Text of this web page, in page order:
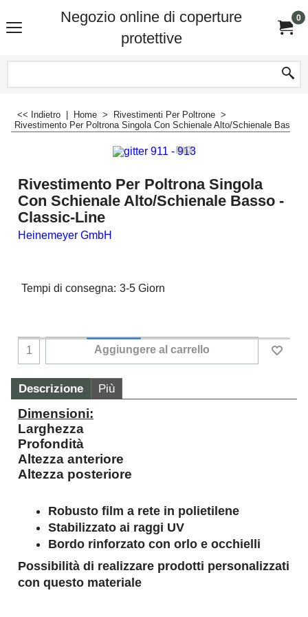
Negozio online di coperture
protettive
0
<< Indietro Home > Rivestimenti Per Poltrone >
Rivestimento Per Poltrona Singola Con Schienale Alto/Schienale Basso
Rivestimento Per Poltrona Singola
Con Schienale Alto/Schienale Basso -
Classic-Line
Heinemeyer GmbH
Tempi di consegna: 3-5 Giorn
Aggiungere al carrello
Descrizione Più
Dimensioni:
Larghezza
Profondità
Altezza anteriore
Altezza posteriore
Robusto film a rete in polietilene
Stabilizzato ai raggi UV
Bordo rinforzato con orlo e occhielli
Possibilità di realizzare prodotti personalizzati
con questo materiale